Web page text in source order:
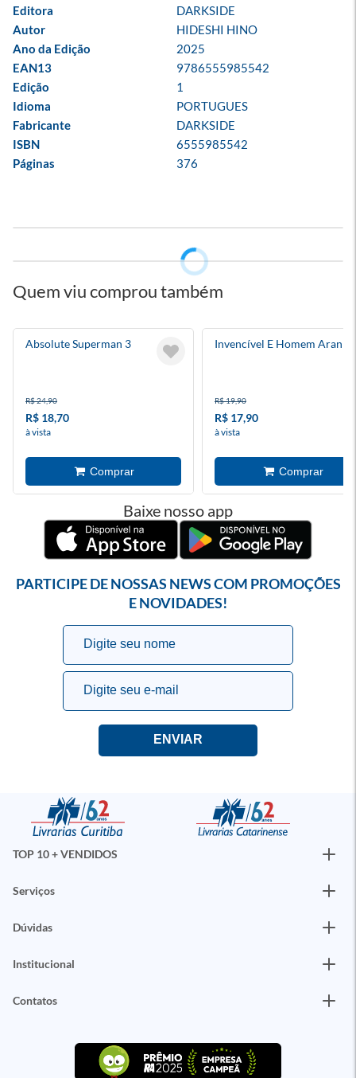
Editora
DARKSIDE
Autor
HIDESHI HINO
Ano da Edição
2025
EAN13
9786555985542
Edição
1
Idioma
PORTUGUES
Fabricante
DARKSIDE
ISBN
6555985542
Páginas
376
Quem viu comprou também
Absolute Superman 3
R$ 24,90
R$ 18,70
à vista
Invencível E Homem Aranha
R$ 19,90
R$ 17,90
à vista
Baixe nosso app
PARTICIPE DE NOSSAS NEWS COM PROMOÇÕES
E NOVIDADES!
TOP 10 + VENDIDOS
Serviços
Dúvidas
Institucional
Contatos